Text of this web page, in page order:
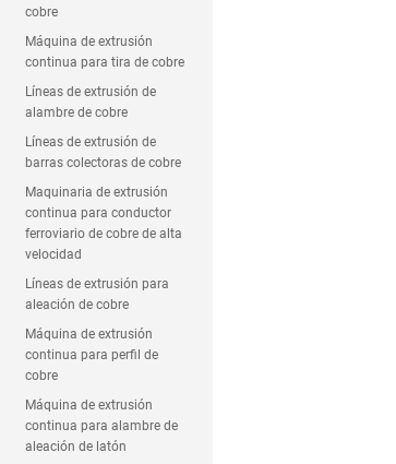
cobre
Máquina de extrusión
continua para tira de cobre
Líneas de extrusión de
alambre de cobre
Líneas de extrusión de
barras colectoras de cobre
Maquinaria de extrusión
continua para conductor
ferroviario de cobre de alta
velocidad
Líneas de extrusión para
aleación de cobre
Máquina de extrusión
continua para perfil de
cobre
Máquina de extrusión
continua para alambre de
aleación de latón